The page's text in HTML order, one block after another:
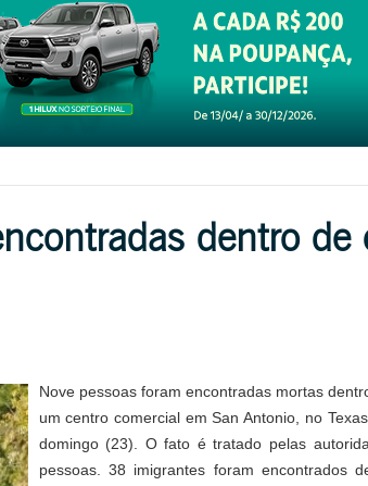
dentro
Nove pessoas foram encontradas mortas
um centro comercial em San Antonio, no
domingo (23). O fato é tratado pelas
pessoas. 38 imigrantes foram encontrados